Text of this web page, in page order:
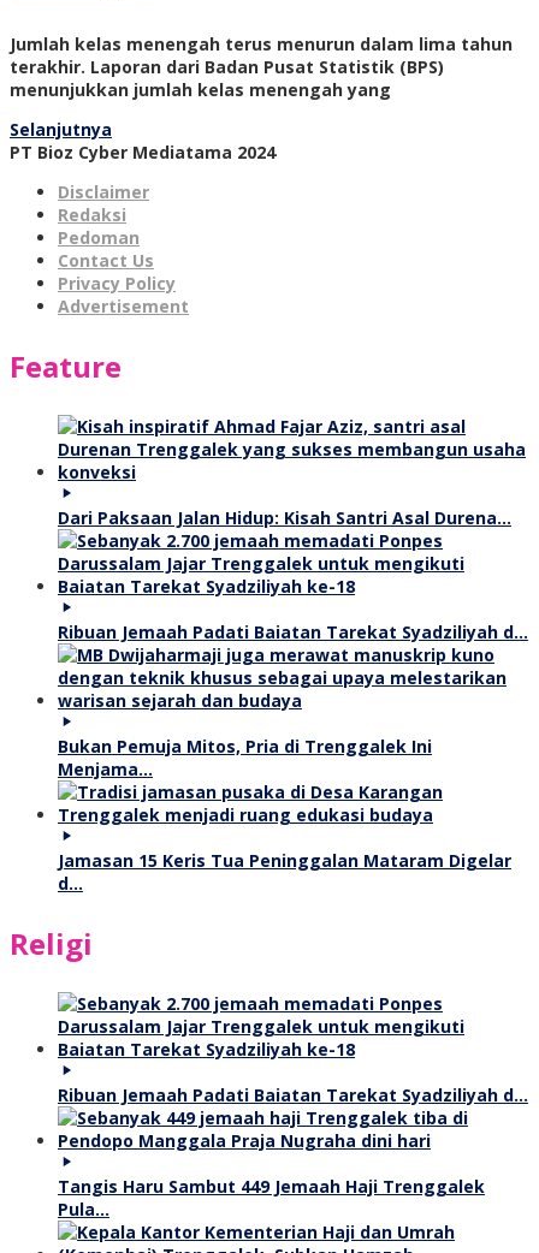
Jumlah kelas menengah terus menurun dalam lima tahun
terakhir. Laporan dari Badan Pusat Statistik (BPS)
menunjukkan jumlah kelas menengah yang
Selanjutnya
PT Bioz Cyber Mediatama 2024
Disclaimer
Redaksi
Pedoman
Contact Us
Privacy Policy
Advertisement
Feature
Dari Paksaan Jalan Hidup: Kisah Santri Asal Durena…
Ribuan Jemaah Padati Baiatan Tarekat Syadziliyah d…
Bukan Pemuja Mitos, Pria di Trenggalek Ini
Menjama…
Jamasan 15 Keris Tua Peninggalan Mataram Digelar
d…
Religi
Ribuan Jemaah Padati Baiatan Tarekat Syadziliyah d…
Tangis Haru Sambut 449 Jemaah Haji Trenggalek
Pula…